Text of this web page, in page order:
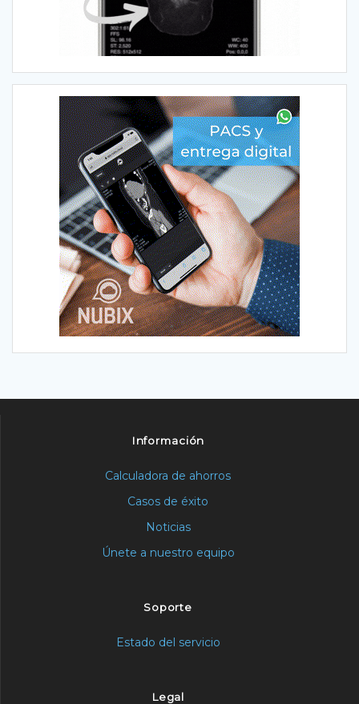
Información
Calculadora de ahorros
Casos de éxito
Noticias
Únete a nuestro equipo
Soporte
Estado del servicio
Legal